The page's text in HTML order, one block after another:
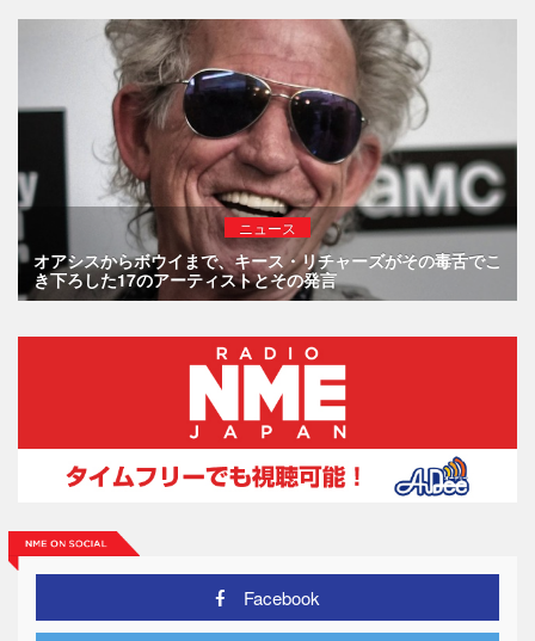
ニュース
オアシスからボウイまで、キース・リチャーズがその毒舌でこ
き下ろした17のアーティストとその発言
Facebook